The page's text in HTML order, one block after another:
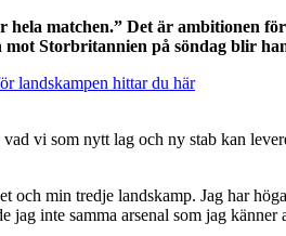
matchen.” Det är ambitionen
Storbritannien på söndag blir
landskampen hittar du här
vad vi som nytt lag och ny stab kan
och min tredje landskamp. Jag har
jag inte samma arsenal som jag